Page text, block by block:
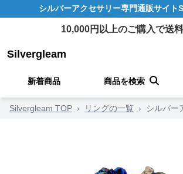
シルバーアクセサリー専門通販サイト
10,000円以上のご購入で送
Silvergleam
新着商品 商品を検索
Silvergleam TOP › リングの一覧 › シルバー